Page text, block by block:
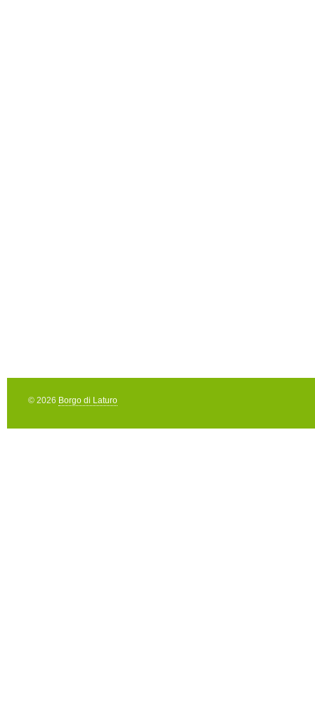
© 2026 Borgo di Laturo